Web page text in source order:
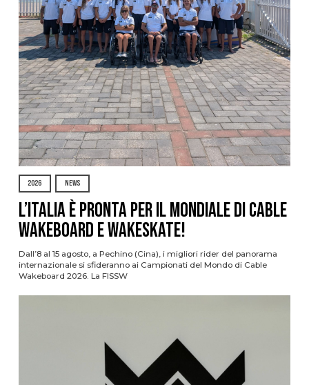
2026 NEWS
L’Italia è pronta per il Mondiale di Cable
Wakeboard e Wakeskate!
Dall’8 al 15 agosto, a Pechino (Cina), i migliori rider del panorama
internazionale si sfideranno ai Campionati del Mondo di Cable
Wakeboard 2026. La FISSW